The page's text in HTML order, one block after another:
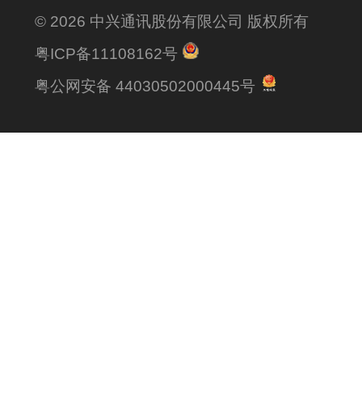
© 2026 中兴通讯股份有限公司 版权所有
粤ICP备11108162号
粤公网安备 44030502000445号